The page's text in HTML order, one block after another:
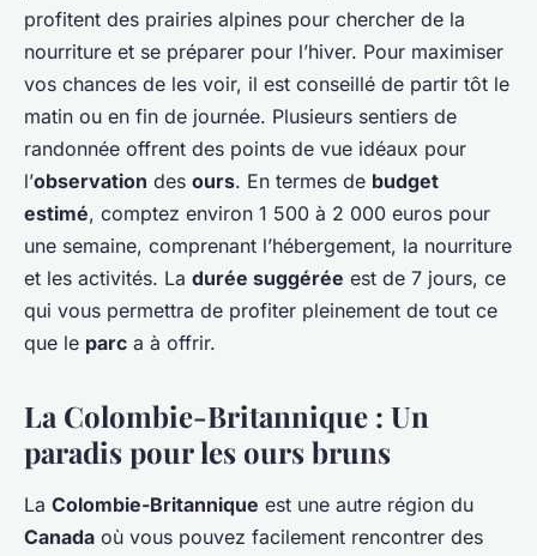
profitent des prairies alpines pour chercher de la
nourriture et se préparer pour l’hiver. Pour maximiser
vos chances de les voir, il est conseillé de partir tôt le
matin ou en fin de journée. Plusieurs sentiers de
randonnée offrent des points de vue idéaux pour
l’observation des ours. En termes de budget
estimé, comptez environ 1 500 à 2 000 euros pour
une semaine, comprenant l’hébergement, la nourriture
et les activités. La durée suggérée est de 7 jours, ce
qui vous permettra de profiter pleinement de tout ce
que le parc a à offrir.
La Colombie-Britannique : Un
paradis pour les ours bruns
La Colombie-Britannique est une autre région du
Canada où vous pouvez facilement rencontrer des